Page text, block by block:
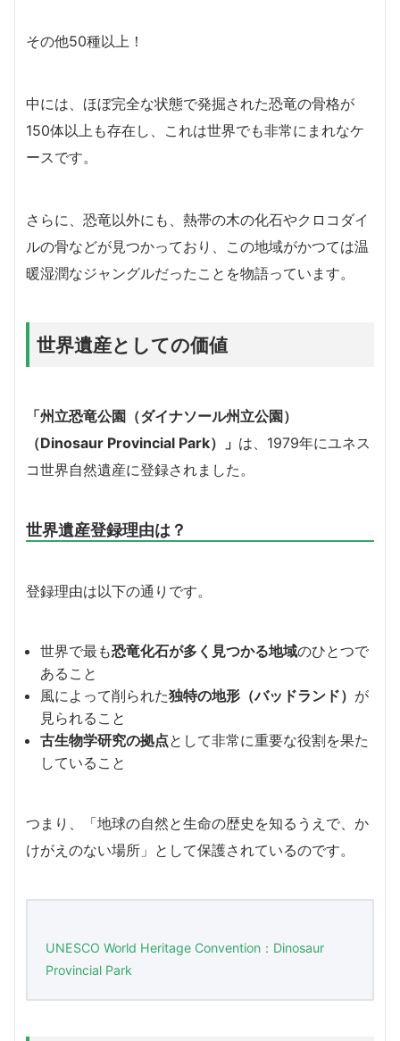
その他50種以上！
中には、ほぼ完全な状態で発掘された恐竜の骨格が
150体以上も存在し、これは世界でも非常にまれなケ
ースです。
さらに、恐竜以外にも、熱帯の木の化石やクロコダイ
ルの骨などが見つかっており、この地域がかつては温
暖湿潤なジャングルだったことを物語っています。
世界遺産としての価値
「州立恐竜公園（ダイナソール州立公園）
（Dinosaur Provincial Park）」 は、1979年にユネス
コ世界自然遺産に登録されました。
世界遺産登録理由は？
登録理由は以下の通りです。
世界で最も恐竜化石が多く見つかる地域のひとつで
あること
風によって削られた独特の地形（バッドランド） が
見られること
古生物学研究の拠点として非常に重要な役割を果た
していること
つまり、「地球の自然と生命の歴史を知るうえで、か
けがえのない場所」として保護されているのです。
UNESCO World Heritage Convention：Dinosaur
Provincial Park